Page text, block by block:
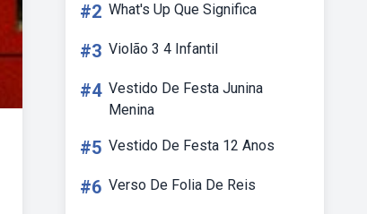
#2 What's Up Que Significa
#3 Violão 3 4 Infantil
#4 Vestido De Festa Junina
Menina
#5 Vestido De Festa 12 Anos
#6 Verso De Folia De Reis